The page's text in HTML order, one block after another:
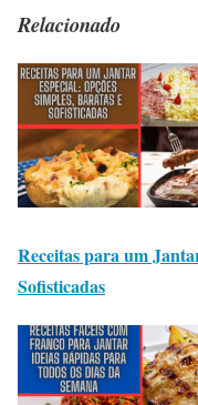
Relacionado
Receitas para um
Sofisticadas